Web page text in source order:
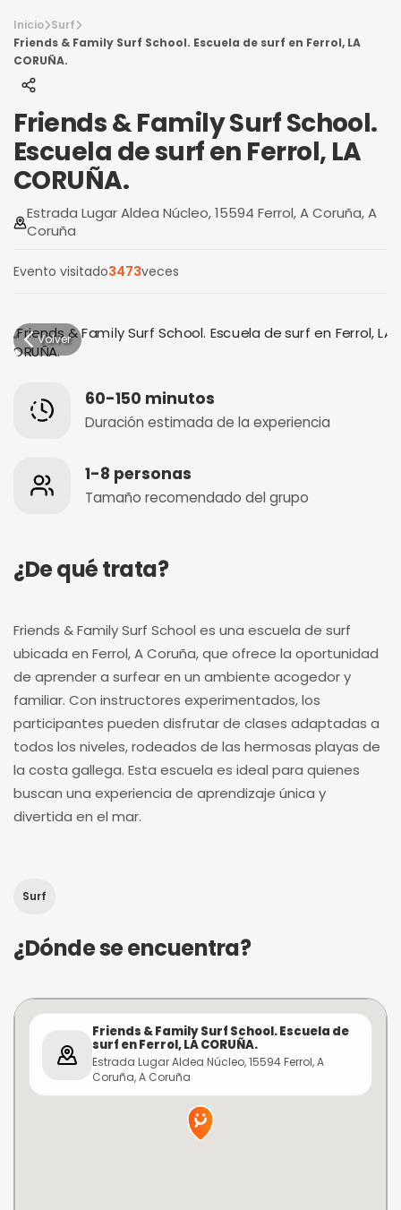
Inicio Surf
Friends & Family Surf School. Escuela de surf en Ferrol, LA
CORUÑA.
Friends & Family Surf School.
Escuela de surf en Ferrol, LA
CORUÑA.
Estrada Lugar Aldea Núcleo, 15594 Ferrol, A Coruña, A
Coruña
Evento visitado3473veces
Volver
60-150 minutos
Duración estimada de la experiencia
1-8 personas
Tamaño recomendado del grupo
¿De qué trata?
Friends & Family Surf School es una escuela de surf
ubicada en Ferrol, A Coruña, que ofrece la oportunidad
de aprender a surfear en un ambiente acogedor y
familiar. Con instructores experimentados, los
participantes pueden disfrutar de clases adaptadas a
todos los niveles, rodeados de las hermosas playas de
la costa gallega. Esta escuela es ideal para quienes
buscan una experiencia de aprendizaje única y
divertida en el mar.
Surf
¿Dónde se encuentra?
Friends & Family Surf School. Escuela de
surf en Ferrol, LA CORUÑA.
Estrada Lugar Aldea Núcleo, 15594 Ferrol, A
Coruña, A Coruña